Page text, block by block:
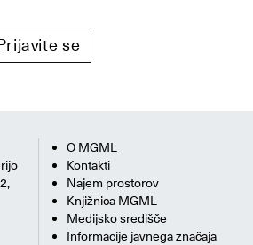
se
O MGML
Kontakti
Najem prostorov
Knjižnica MGML
Medijsko središče
Informacije javnega značaja